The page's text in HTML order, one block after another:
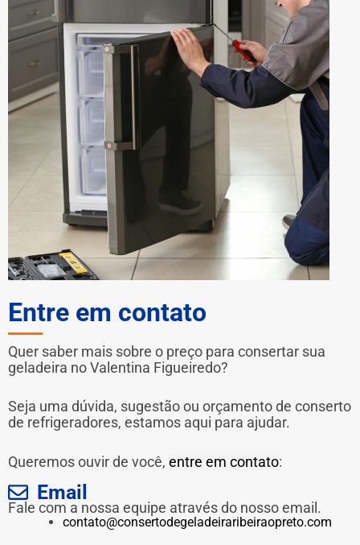
Entre em contato
Quer saber mais sobre o preço para consertar sua
geladeira no Valentina Figueiredo?
Seja uma dúvida, sugestão ou orçamento de conserto
de refrigeradores, estamos aqui para ajudar.
Queremos ouvir de você, entre em contato:
Email
Fale com a nossa equipe através do nosso email.
contato@consertodegeladeiraribeiraopreto.com